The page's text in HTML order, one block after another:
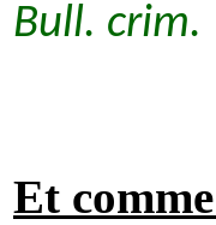
Bull. crim.
Et